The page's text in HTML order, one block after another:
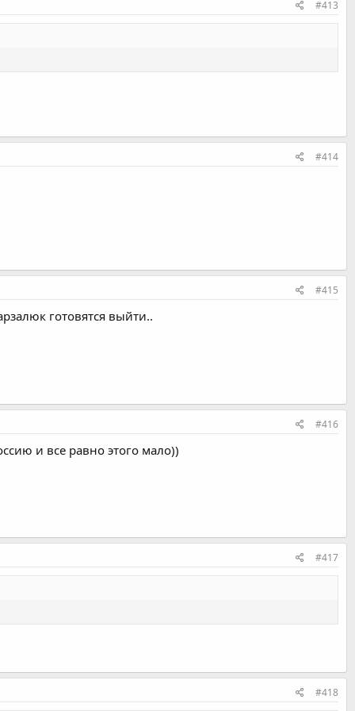
#413
#414
#415
готовятся выйти..
#416
и все равно этого мало))
#417
#418